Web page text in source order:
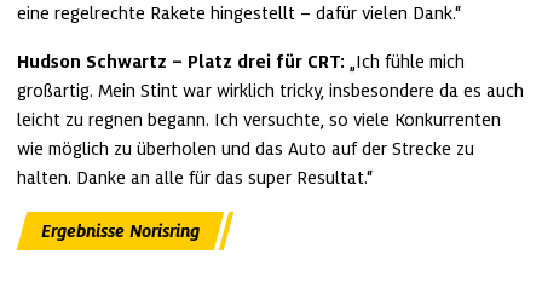
eine regelrechte Rakete hingestellt – dafür vielen Dank.“
Hudson Schwartz – Platz drei für CRT: „Ich fühle mich
großartig. Mein Stint war wirklich tricky, insbesondere da es auch
leicht zu regnen begann. Ich versuchte, so viele Konkurrenten
wie möglich zu überholen und das Auto auf der Strecke zu
halten. Danke an alle für das super Resultat.“
Ergebnisse Norisring